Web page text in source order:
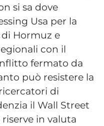
si sa dove
Usa per la
Hormuz e
con il
fermato da
può resistere la
di
il Wall Street
in valuta